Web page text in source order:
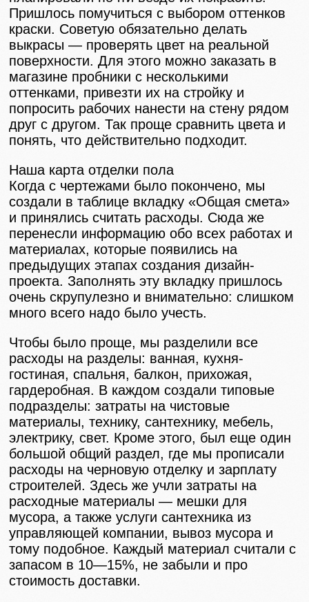
Пришлось помучиться с выбором оттенков
краски. Советую обязательно делать
выкрасы — проверять цвет на реальной
поверхности. Для этого можно заказать в
магазине пробники с несколькими
оттенками, привезти их на стройку и
попросить рабочих нанести на стену рядом
друг с другом. Так проще сравнить цвета и
понять, что действительно подходит.
Наша карта отделки пола
Когда с чертежами было покончено, мы
создали в таблице вкладку «Общая смета»
и принялись считать расходы. Сюда же
перенесли информацию обо всех работах и
материалах, которые появились на
предыдущих этапах создания дизайн-
проекта. Заполнять эту вкладку пришлось
очень скрупулезно и внимательно: слишком
много всего надо было учесть.
Чтобы было проще, мы разделили все
расходы на разделы: ванная, кухня-
гостиная, спальня, балкон, прихожая,
гардеробная. В каждом создали типовые
подразделы: затраты на чистовые
материалы, технику, сантехнику, мебель,
электрику, свет. Кроме этого, был еще один
большой общий раздел, где мы прописали
расходы на черновую отделку и зарплату
строителей. Здесь же учли затраты на
расходные материалы — мешки для
мусора, а также услуги сантехника из
управляющей компании, вывоз мусора и
тому подобное. Каждый материал считали с
запасом в 10—15%, не забыли и про
стоимость доставки.